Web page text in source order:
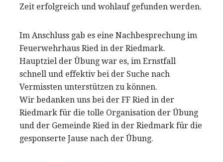
Zeit erfolgreich und wohlauf gefunden werden.
Im Anschluss gab es eine Nachbesprechung im
Feuerwehrhaus Ried in der Riedmark.
Hauptziel der Übung war es, im Ernstfall
schnell und effektiv bei der Suche nach
Vermissten unterstützen zu können.
Wir bedanken uns bei der FF Ried in der
Riedmark für die tolle Organisation der Übung
und der Gemeinde Ried in der Riedmark für die
gesponserte Jause nach der Übung.